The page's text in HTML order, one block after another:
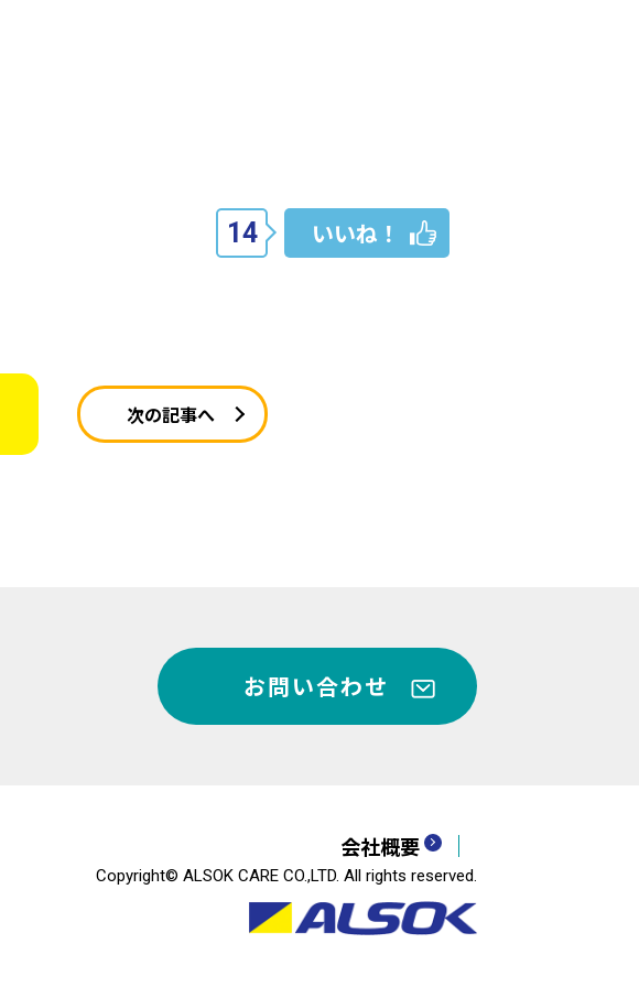
14 いいね！
次の記事へ
お問い合わせ
会社概要
Copyright© ALSOK CARE CO.,LTD. All rights reserved.